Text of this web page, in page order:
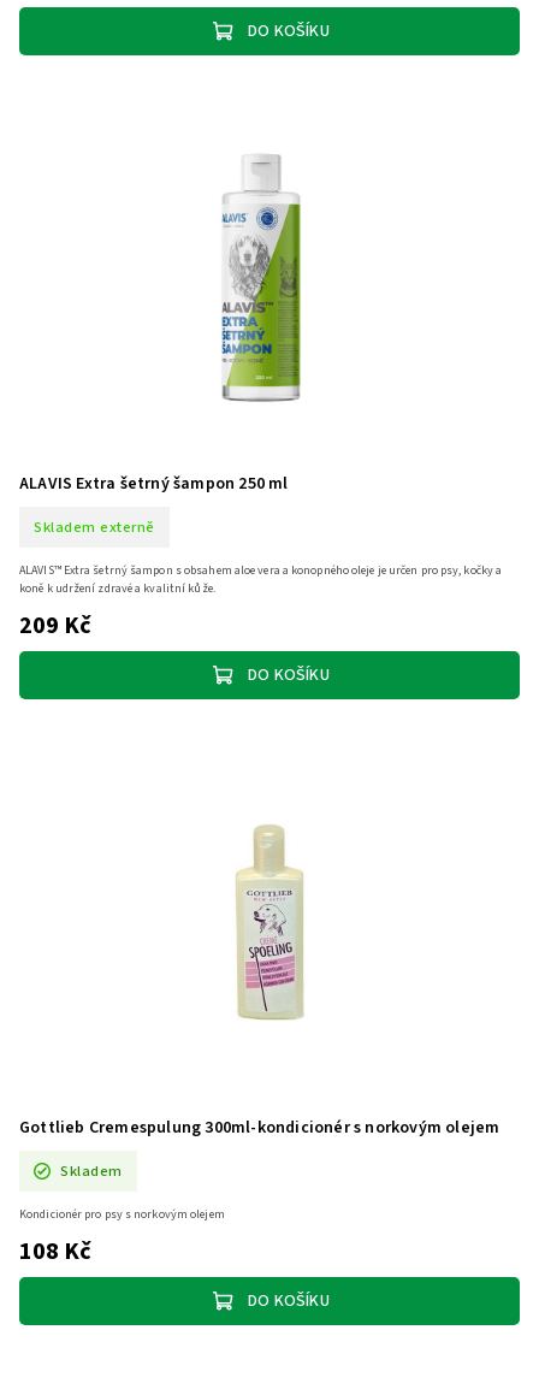
DO KOŠÍKU
ALAVIS Extra šetrný šampon 250 ml
Skladem externě
209 Kč
DO KOŠÍKU
ALAVIS™ Extra šetrný šampon s obsahem aloe vera a konopného oleje je určen pro psy, kočky a
koně k udržení zdravé a kvalitní kůže.
Gottlieb Cremespulung 300ml-kondicionér s norkovým olejem
Skladem
108 Kč
DO KOŠÍKU
Kondicionér pro psy s norkovým olejem